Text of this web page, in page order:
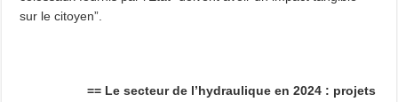
sur le citoyen”.
== Le secteur de l’hydraulique en 2024 : projets